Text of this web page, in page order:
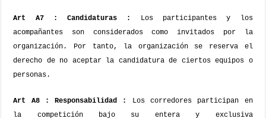
Art A7 : Candidaturas :
Los participantes y los
acompañantes son considerados como invitados por la
organización. Por tanto, la organización se reserva el
derecho de no aceptar la candidatura de ciertos equipos o
personas.
Art A8 : Responsabilidad :
Los corredores participan en
la competición bajo su entera y exclusiva